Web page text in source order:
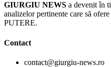
GIURGIU NEWS a devenit în
analizelor pertinente care să
PUTERE.
Contact
contact@giurgiu-news.ro